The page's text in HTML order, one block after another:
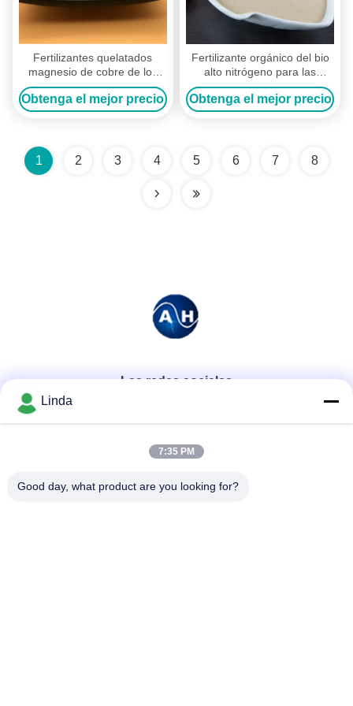
Fertilizantes quelatados
magnesio de cobre de los
microalimentos y fertilizante
quelatado del cinc
Obtenga el mejor precio
Fertilizante orgánico del bio
alto nitrógeno para las
verduras de hoja de las
plantas L aminoácido
Obtenga el mejor precio
1 2 3 4 5 6 7 8
Las redes sociales
Contacto rápido
Teléfono
Linda
7:35 PM
Good day, what product are you looking for?